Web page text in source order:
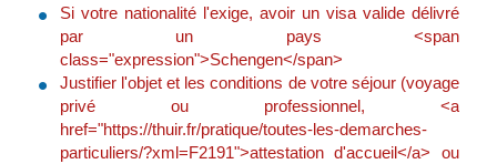
Si votre nationalité l'exige, avoir un visa valide délivré
par un pays <span
class="expression">Schengen</span>
Justifier l'objet et les conditions de votre séjour (voyage
privé ou professionnel, <a
href="https://thuir.fr/pratique/toutes-les-demarches-
particuliers/?xml=F2191">attestation d'accueil</a> ou